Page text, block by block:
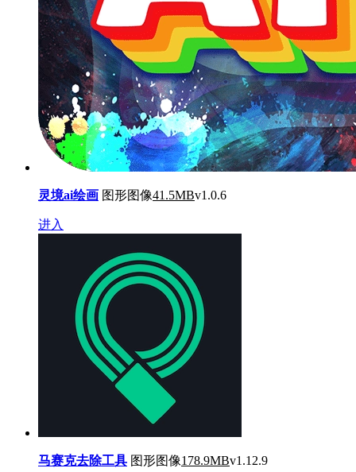
灵境ai绘画 图形图像41.5MBv1.0.6
进入
马赛克去除工具 图形图像178.9MBv1.12.9